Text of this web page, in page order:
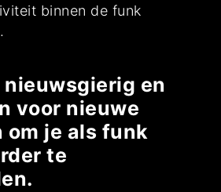
binnen de funk
en
voor nieuwe
om je als funk
te